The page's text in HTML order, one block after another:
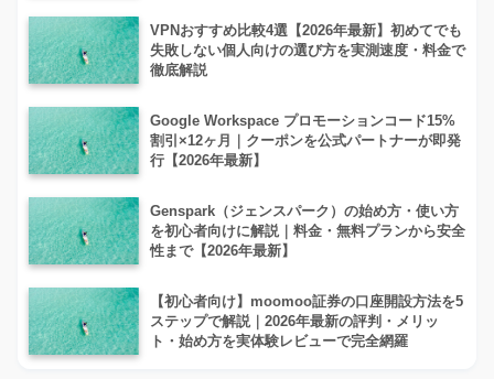
VPNおすすめ比較4選【2026年最新】初めてでも
失敗しない個人向けの選び方を実測速度・料金で
徹底解説
Google Workspace プロモーションコード15%
割引×12ヶ月｜クーポンを公式パートナーが即発
行【2026年最新】
Genspark（ジェンスパーク）の始め方・使い方
を初心者向けに解説｜料金・無料プランから安全
性まで【2026年最新】
【初心者向け】moomoo証券の口座開設方法を5
ステップで解説｜2026年最新の評判・メリッ
ト・始め方を実体験レビューで完全網羅